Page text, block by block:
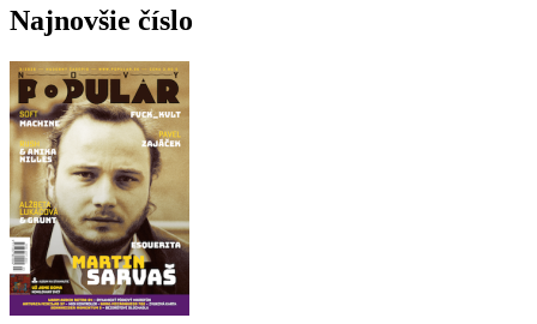
Najnovšie číslo